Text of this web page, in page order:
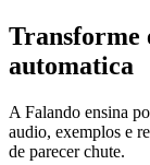
Transforme
automatica
A Falando ensina
audio, exemplos e
de parecer chute.